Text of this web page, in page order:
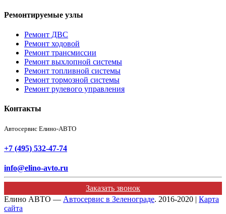
Ремонтируемые узлы
Ремонт ДВС
Ремонт ходовой
Ремонт трансмиссии
Ремонт выхлопной системы
Ремонт топливной системы
Ремонт тормозной системы
Ремонт рулевого управления
Контакты
Автосервис Елино-АВТО
+7 (495) 532-47-74
info@elino-avto.ru
Заказать звонок
Елино АВТО — Автосервис в Зеленограде. 2016-2020 | Карта
сайта